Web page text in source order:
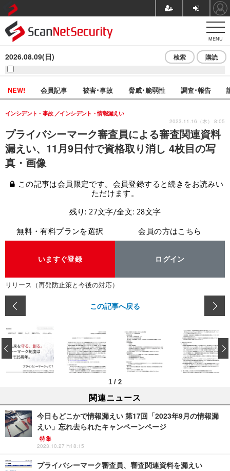
MENU
2026.08.09(日) 検索 購読
NEW! 会員記事 被害･事故 脅威･脆弱性 調査･報告
プライバシーマーク審査員による審査関連資料
漏えい、11月9日付で資格取り消し 4枚目の写
真・画像
インシデント・事故 インシデント・情報漏えい
2023.11.16（木） 8:05
この記事は会員限定です。会員登録すると続きをお読みい
ただけます。
残り: 27文字/全文: 28文字
無料・有料プランを選択
いますぐ登録
会員の方はこちら
ログイン
リリース（再発防止策と今後の対応）
この記事へ戻る
1 / 2
‹
関連ニュース
今日もどこかで情報漏えい 第17回「2023年9月の情報漏
えい」忘れ去られたキャンペーンページ
特集
2023.10.27 Fri 8:15
プライバシーマーク審査員、審査関連資料を漏えい